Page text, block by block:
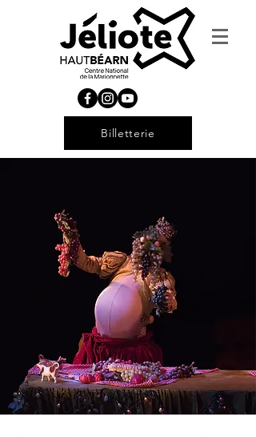
Billetterie